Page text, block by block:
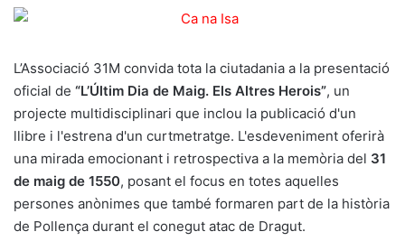
L’Associació 31M convida tota la ciutadania a la presentació
oficial de “L’Últim Dia de Maig. Els Altres Herois”, un
projecte multidisciplinari que inclou la publicació d'un
llibre i l'estrena d'un curtmetratge. L'esdeveniment oferirà
una mirada emocionant i retrospectiva a la memòria del 31
de maig de 1550, posant el focus en totes aquelles
persones anònimes que també formaren part de la història
de Pollença durant el conegut atac de Dragut.